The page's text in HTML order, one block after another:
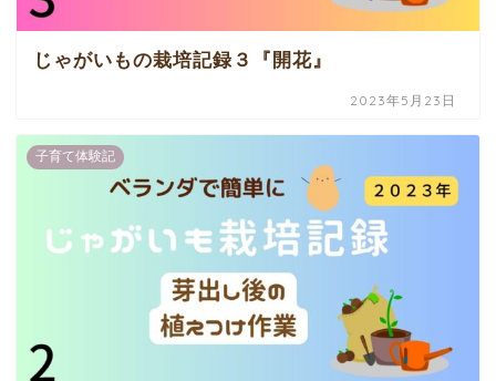
じゃがいもの栽培記録３『開花』
2023年5月23日
子育て体験記